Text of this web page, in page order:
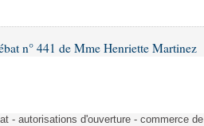
n° 441 de Mme Henriette Martinez
- autorisations d'ouverture - commerce